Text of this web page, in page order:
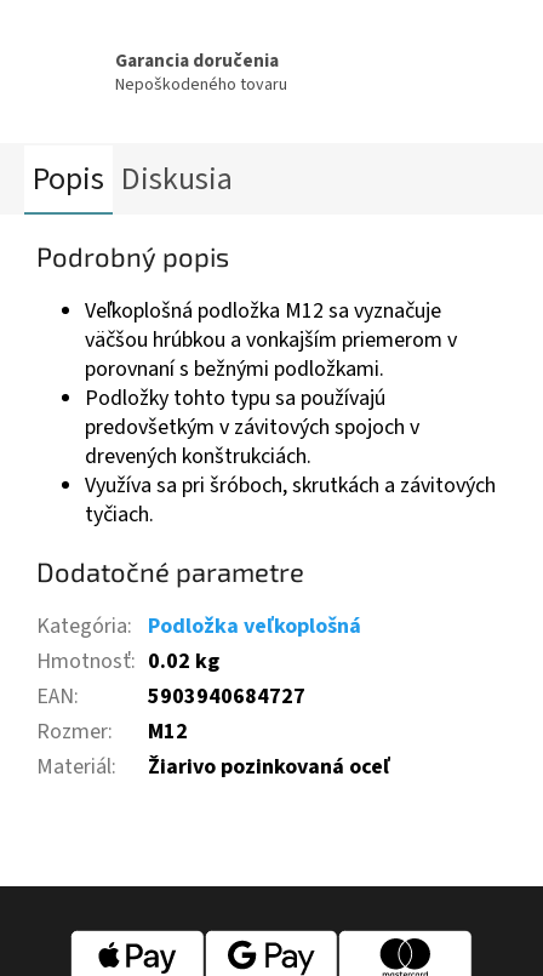
Garancia doručenia
Nepoškodeného tovaru
Popis Diskusia
Podrobný popis
Veľkoplošná podložka M12 sa vyznačuje
väčšou hrúbkou a vonkajším priemerom v
porovnaní s bežnými podložkami.
Podložky tohto typu sa používajú
predovšetkým v závitových spojoch v
drevených konštrukciách.
Využíva sa pri šróboch, skrutkách a závitových
tyčiach.
Dodatočné parametre
Kategória: Podložka veľkoplošná
Hmotnosť: 0.02 kg
EAN:
5903940684727
Rozmer:
M12
Materiál: Žiarivo pozinkovaná oceľ